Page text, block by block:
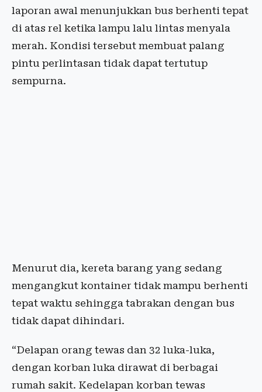
laporan awal menunjukkan bus berhenti tepat
di atas rel ketika lampu lalu lintas menyala
merah. Kondisi tersebut membuat palang
pintu perlintasan tidak dapat tertutup
sempurna.
Menurut dia, kereta barang yang sedang
mengangkut kontainer tidak mampu berhenti
tepat waktu sehingga tabrakan dengan bus
tidak dapat dihindari.
“Delapan orang tewas dan 32 luka-luka,
dengan korban luka dirawat di berbagai
rumah sakit. Kedelapan korban tewas